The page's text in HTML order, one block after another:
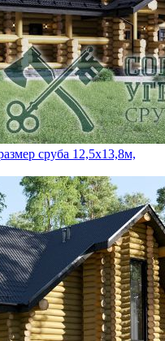
сруба 12,5х13,8м,